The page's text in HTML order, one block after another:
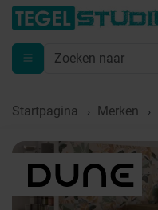
Startpagina Merken